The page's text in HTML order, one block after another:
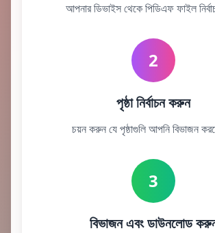
আপনার ডিভাইস থেকে পিডিএফ ফাইল
2
পৃষ্ঠা নির্বাচন করুন
চয়ন করুন যে পৃষ্ঠাগুলি আপনি বিভাজন
3
বিভাজন এবং ডাউনলোড